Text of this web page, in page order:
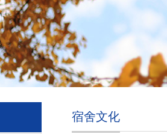
宿舍文化